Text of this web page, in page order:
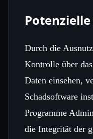
Durch die
Kontrolle über
Daten einsehen,
Schadsoftware
Programme
die Integrität der